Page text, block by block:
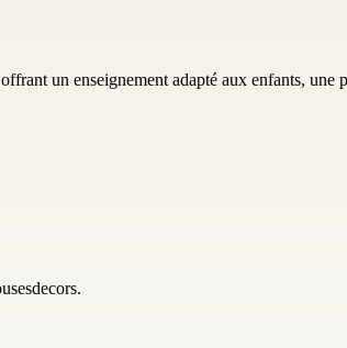
un enseignement adapté aux enfants, une